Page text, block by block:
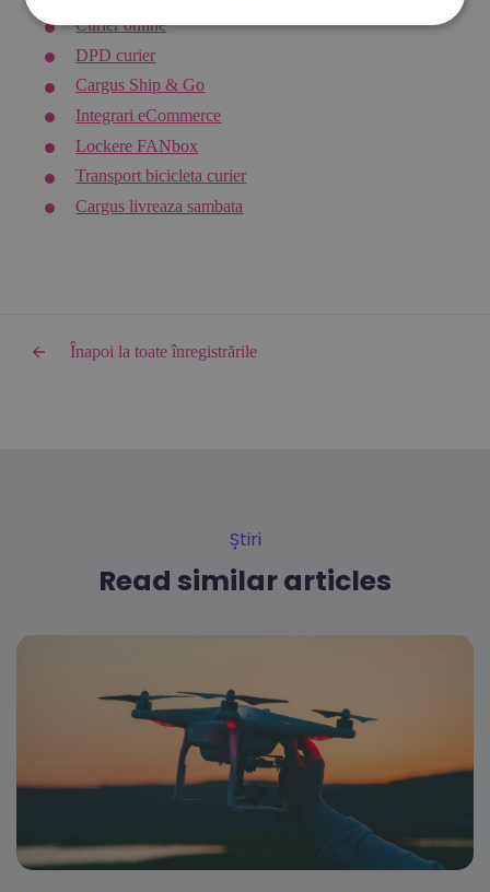
Curier online
DPD curier
Cargus Ship & Go
Integrari eCommerce
Lockere FANbox
Transport bicicleta curier
Cargus livreaza sambata
Înapoi la toate înregistrările
Știri
Read similar articles